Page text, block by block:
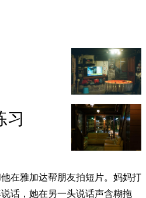
习
在雅加达帮朋友拍短片。妈妈打
话，她在另一头说话声含糊拖